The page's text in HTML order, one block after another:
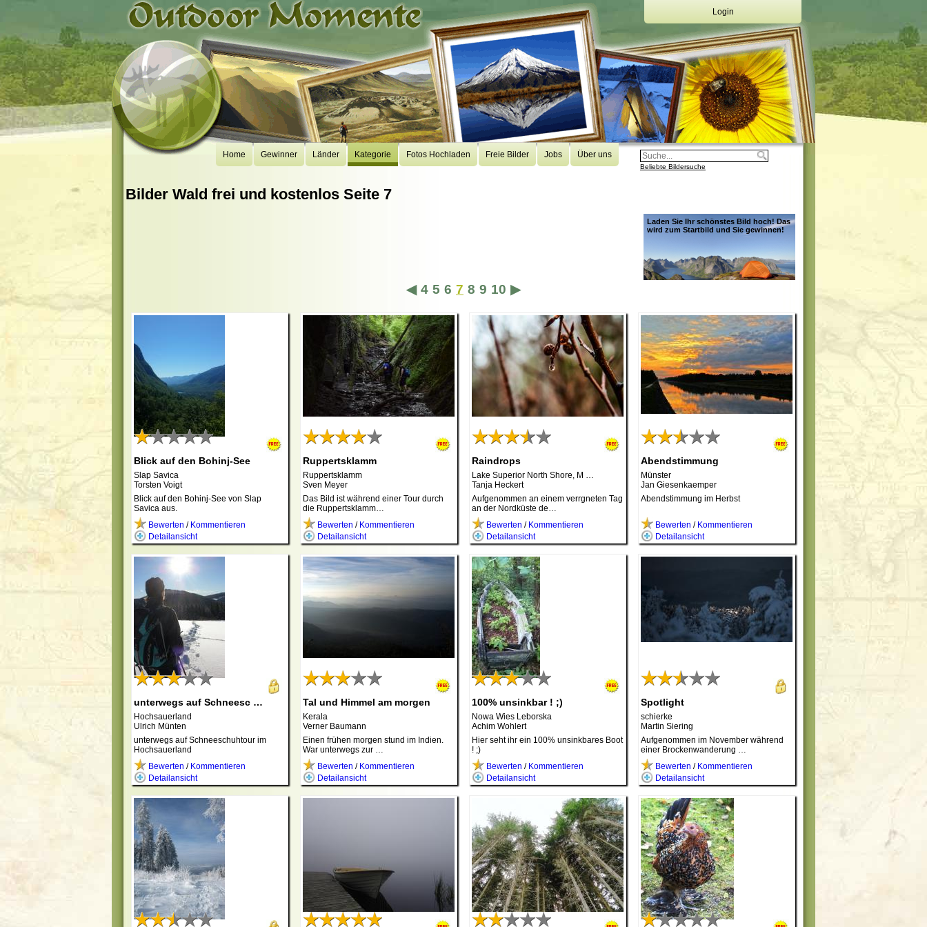
Login
Deine Emailadresse:
Dein Passwort:
Login
Registrierung
Home Gewinner Länder Kategorie Fotos Hochladen Freie Bilder Jobs Über uns
Beliebte Bildersuche
Laden Sie Ihr schönstes Bild hoch! Das
wird zum Startbild und Sie gewinnen!
Bilder Wald frei und kostenlos Seite 7
◀ 4 5 6 7 8 9 10 ▶
Blick auf den Bohinj-See
Slap Savica
Torsten Voigt
Blick auf den Bohinj-See von Slap
Savica aus.
Bewerten / Kommentieren
Detailansicht
Ruppertsklamm
Ruppertsklamm
Sven Meyer
Das Bild ist während einer Tour durch
die Ruppertsklamm…
Bewerten / Kommentieren
Detailansicht
Raindrops
Lake Superior North Shore, M …
Tanja Heckert
Aufgenommen an einem verrgneten Tag
an der Nordküste de…
Bewerten / Kommentieren
Detailansicht
Abendstimmung
Münster
Jan Giesenkaemper
Abendstimmung im Herbst
Bewerten / Kommentieren
Detailansicht
unterwegs auf Schneesc …
Hochsauerland
Ulrich Münten
unterwegs auf Schneeschuhtour im
Hochsauerland
Bewerten / Kommentieren
Detailansicht
Tal und Himmel am morgen
Kerala
Verner Baumann
Einen frühen morgen stund im Indien.
War unterwegs zur …
Bewerten / Kommentieren
Detailansicht
100% unsinkbar ! ;)
Nowa Wies Leborska
Achim Wohlert
Hier seht ihr ein 100% unsinkbares Boot
! ;)
Bewerten / Kommentieren
Detailansicht
Spotlight
schierke
Martin Siering
Aufgenommen im November während
einer Brockenwanderung …
Bewerten / Kommentieren
Detailansicht